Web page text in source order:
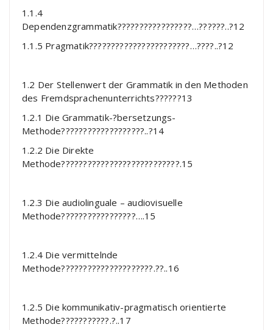
1.1.4
Dependenzgrammatik?????????????????…??????..?12
1.1.5 Pragmatik???????????????????????…????..?12
1.2 Der Stellenwert der Grammatik in den Methoden
des Fremdsprachenunterrichts??????13
1.2.1 Die Grammatik-?bersetzungs-
Methode???????????????????..?14
1.2.2 Die Direkte
Methode???????????????????????????.15
1.2.3 Die audiolinguale – audiovisuelle
Methode?????????????????….15
1.2.4 Die vermittelnde
Methode?????????????????????.??..16
1.2.5 Die kommunikativ-pragmatisch orientierte
Methode???????????.?..17